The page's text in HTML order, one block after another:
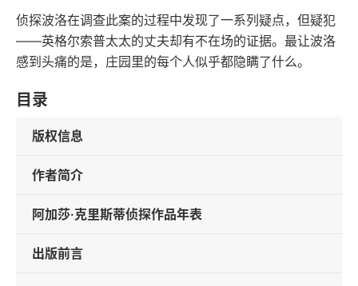
侦探波洛在调查此案的过程中发现了一系列疑点，但疑犯
——英格尔索普太太的丈夫却有不在场的证据。最让波洛
感到头痛的是，庄园里的每个人似乎都隐瞒了什么。
目录
版权信息
作者简介
阿加莎·克里斯蒂侦探作品年表
出版前言